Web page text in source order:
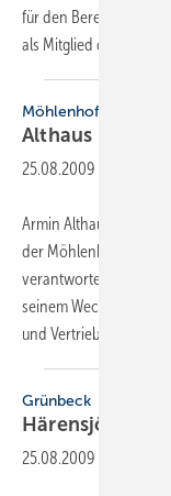
für den Bereich
als Mitglied der...
Möhlenhoff
Althaus leitet
25.08.2009
Armin Althaus (47) ist
der Möhlenhoff
verantwortet er die
seinem Wechsel zu
und Vertrieb
Grünbeck
Härensjö neuer
25.08.2009